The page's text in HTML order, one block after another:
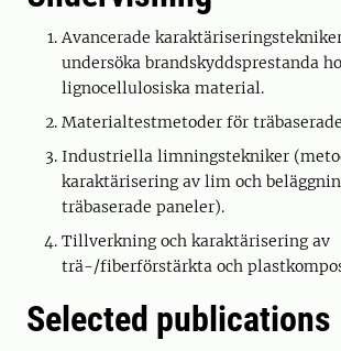
Avancerade
undersöka brandskyddsprestanda
lignocellulosiska material.
Materialtestmetoder för
Industriella limningstekniker
karaktärisering av lim och
träbaserade paneler).
Tillverkning och karaktärisering av
trä-/fiberförstärkta och
Selected publications